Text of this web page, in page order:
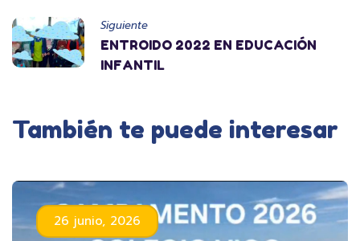
Siguiente
ENTROIDO 2022 EN EDUCACIÓN
INFANTIL
También te puede interesar
26 junio, 2026